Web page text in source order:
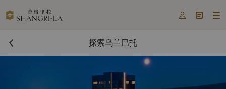
  
探索乌兰巴托